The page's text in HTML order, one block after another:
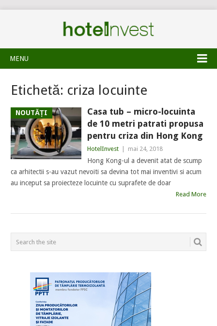
MENU
Etichetă: criza locuinte
NOUTĂȚI
Casa tub – micro-locuinta
de 10 metri patrati propusa
pentru criza din Hong Kong
HotelInvest mai 24, 2018
Hong Kong-ul a devenit atat de scump
ca arhitectii s-au vazut nevoiti sa devina tot mai inventivi si acum
au inceput sa proiecteze locuinte cu suprafete de doar
Read More
POSTS
NAVIGATION